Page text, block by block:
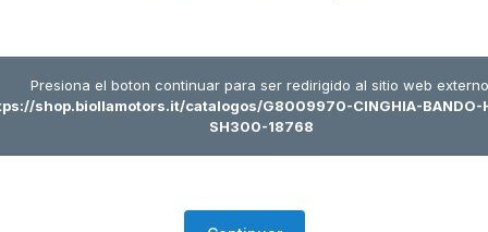
Presiona el boton continuar para ser redirigido al sitio web
shop.biollamotors.it/catalogos/G8009970-CINGHIA-BANDO-
SH300-18768